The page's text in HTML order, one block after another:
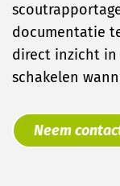
documentatie
direct inzicht in
schakelen
Neem